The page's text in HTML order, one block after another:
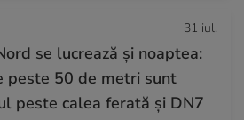
31 iul.
se lucrează și noaptea:
peste 50 de metri sunt
peste calea ferată și DN7